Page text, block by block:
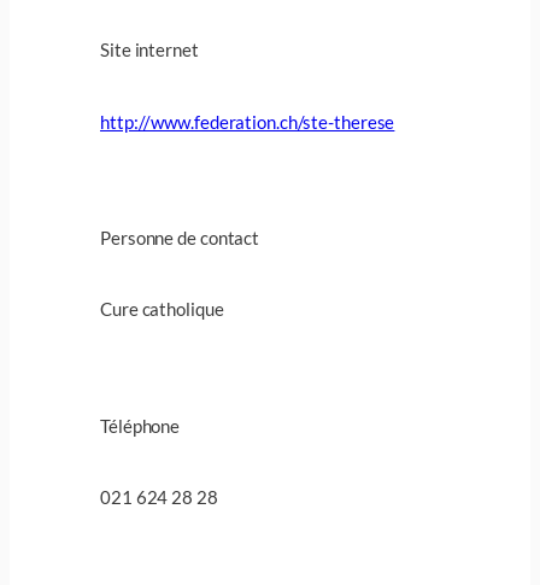
Site internet
http://www.federation.ch/ste-therese
Personne de contact
Cure catholique
Téléphone
021 624 28 28